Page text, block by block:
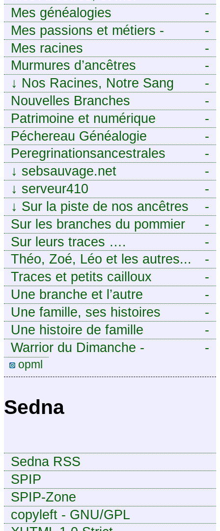
d’ailleurs
Découvrez mes aïeux en Ille-et-
Vilaine et ailleurs
-
Mes généalogies
-
Mes passions et métiers -
Généalogie et Tir à l’Arc
-
Mes racines
-
Murmures d’ancêtres
-
↓ Nos Racines, Notre Sang
-
Nouvelles Branches
-
Patrimoine et numérique
-
Péchereau Généalogie
-
Peregrinationsancestrales
-
↓ sebsauvage.net
-
↓ serveur410
-
↓ Sur la piste de nos ancêtres
en Périgord.
-
Sur les branches du pommier
-
Sur leurs traces ….
-
Théo, Zoé, Léo et les autres...
-
Traces et petits cailloux
-
Une branche et l’autre
-
Une famille, ses histoires
-
Une histoire de famille
-
Warrior du Dimanche -
Publication à caractère
intermittent, approximatif et
opml
Sedna
Sedna RSS
SPIP
SPIP-Zone
copyleft - GNU/GPL